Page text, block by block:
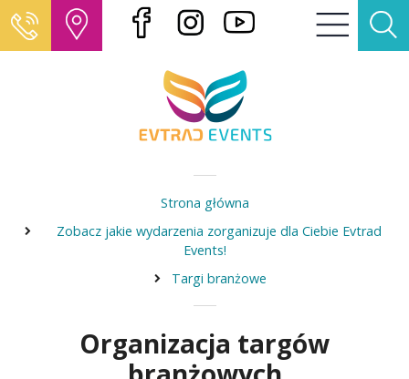
Strona główna
Zobacz jakie wydarzenia zorganizuje dla Ciebie Evtrad
Events!
Targi branżowe
Organizacja targów